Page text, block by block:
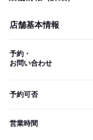
店舗基本情報
予約・
お問い合わせ
予約可否
営業時間